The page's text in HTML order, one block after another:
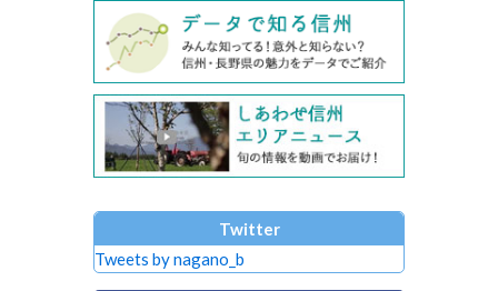
Twitter
Tweets by nagano_b